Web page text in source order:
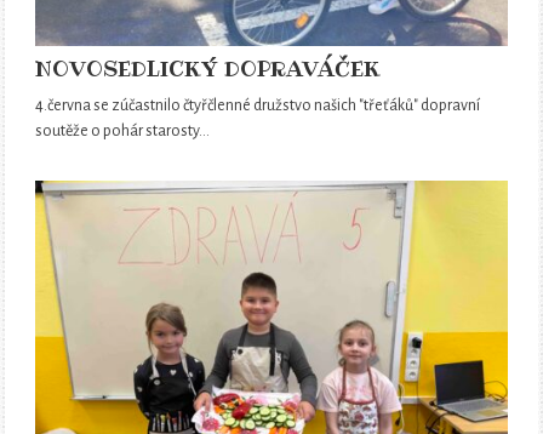
NOVOSEDLICKÝ DOPRAVÁČEK
4.června se zúčastnilo čtyřčlenné družstvo našich "třeťáků" dopravní
soutěže o pohár starosty…